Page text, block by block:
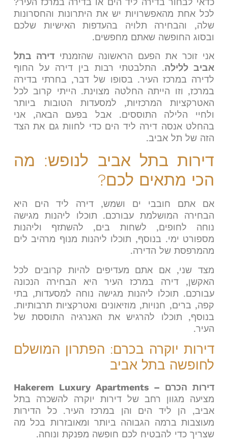
לכל אחת מהאפשרויות יש את היתרונות והחסרונות
שלה, והבחירה תלויה בהעדפות האישיות שלכם
ובסוג החופשה שאתם מחפשים.
אני זוכר את הפעם הראשונה שהזמנתידירה בתל
אביב ללילה. התלבטתי רבות בין דירה על החוף
לדירה במרכז העיר. בסופו של דבר, בחרתי בדירה
במרכז, וזו הייתה החלטה מצוינת. הייתי קרוב לכל
האטרקציות המרכזיות, למסעדות הטובות ביותר
ולחיי הלילה התוססים. אבל בפעם הבאה, אני
בהחלט אנסה דירה ליד הים כדי לחוות גם את הצד
הזה של תל אביב.
דירות בתל אביב לנופש: מה
הכי מתאים לכם?
אם אתם חובבי ים ושמש, דירה ליד הים היא
הבחירה המושלמת עבורכם. תוכלו ליהנות מגישה
נוחה לחופים, לשחות בים, להשתזף וליהנות
מספורט ימי. בנוסף, תוכלו ליהנות מנוף מרהיב לים
מהמרפסת של הדירה.
מצד שני, אם אתם מעדיפים להיות קרובים לכל
האקשן, דירה במרכז העיר היא הבחירה הנכונה
עבורכם. תוכלו ליהנות מגישה נוחה למסעדות, בתי
קפה, ברים, חנויות, מוזיאונים ואטרקציות תרבותיות.
בנוסף, תוכלו להרגיש את האנרגיה התוססת של
העיר.
דירות יוקרה בכרם: הפתרון המושלם
לחופשה בתל אביב
דירות הכרם – Hakerem Luxury Apartments
מציעה מגוון רחב של דירות יוקרה להשכרה בתל
אביב, הן ליד הים והן במרכז העיר. כל הדירות
מעוצבות ברמה הגבוהה ביותר ומאובזרות בכל מה
שצריך כדי להבטיח לכם חופשה מפנקת ונוחה.